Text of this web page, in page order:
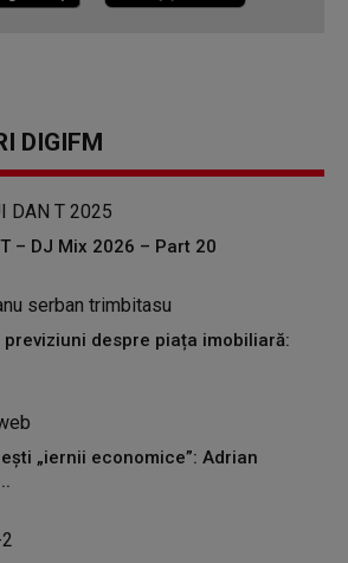
DIGIFM
– DJ Mix 2026 – Part 20
despre piața imobiliară:
„iernii economice”: Adrian